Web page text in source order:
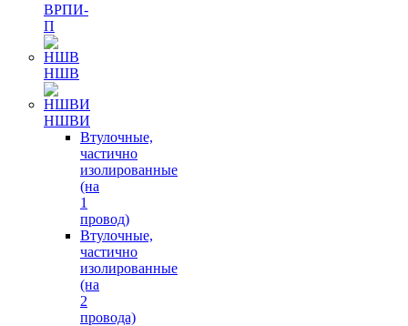
ВРПИ-
П
НШВ
НШВИ
Втулочные,
частично
изолированные
(на
1
провод)
Втулочные,
частично
изолированные
(на
2
провода)